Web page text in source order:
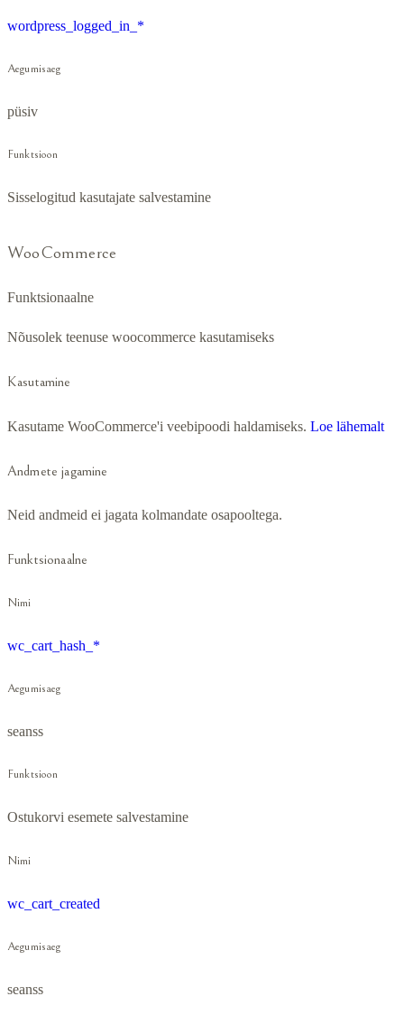
wordpress_logged_in_*
Aegumisaeg
püsiv
Funktsioon
Sisselogitud kasutajate salvestamine
WooCommerce
Funktsionaalne
Nõusolek teenuse woocommerce kasutamiseks
Kasutamine
Kasutame WooCommerce'i veebipoodi haldamiseks. Loe lähemalt
Andmete jagamine
Neid andmeid ei jagata kolmandate osapooltega.
Funktsionaalne
Nimi
wc_cart_hash_*
Aegumisaeg
seanss
Funktsioon
Ostukorvi esemete salvestamine
Nimi
wc_cart_created
Aegumisaeg
seanss